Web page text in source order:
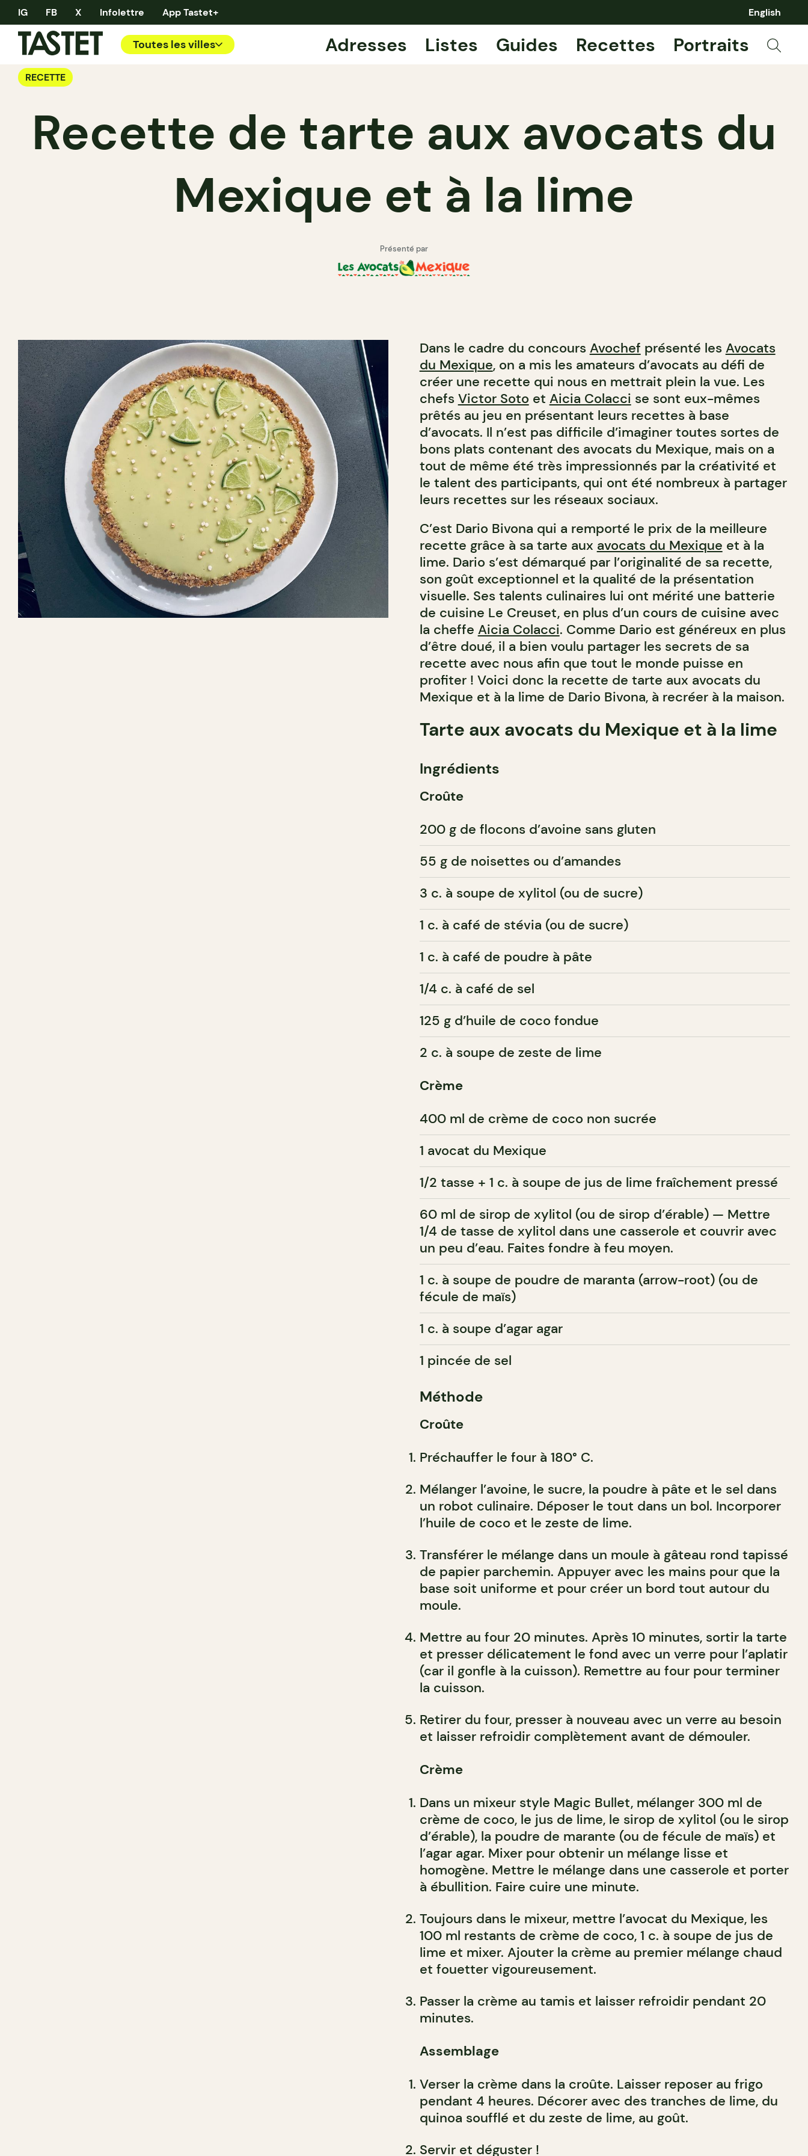
IG FB X Infolettre App Tastet+ English
Toutes les villes Adresses Listes Guides Recettes Portraits
RECETTE
Recette de tarte aux avocats du
Mexique et à la lime
Présenté par
Dans le cadre du concours Avochef présenté les Avocats
du Mexique, on a mis les amateurs d’avocats au défi de
créer une recette qui nous en mettrait plein la vue. Les
chefs Victor Soto et Aicia Colacci se sont eux-mêmes
prêtés au jeu en présentant leurs recettes à base
d’avocats. Il n’est pas difficile d’imaginer toutes sortes de
bons plats contenant des avocats du Mexique, mais on a
tout de même été très impressionnés par la créativité et
le talent des participants, qui ont été nombreux à partager
leurs recettes sur les réseaux sociaux.
C’est Dario Bivona qui a remporté le prix de la meilleure
recette grâce à sa tarte aux avocats du Mexique et à la
lime. Dario s’est démarqué par l’originalité de sa recette,
son goût exceptionnel et la qualité de la présentation
visuelle. Ses talents culinaires lui ont mérité une batterie
de cuisine Le Creuset, en plus d’un cours de cuisine avec
la cheffe Aicia Colacci. Comme Dario est généreux en plus
d’être doué, il a bien voulu partager les secrets de sa
recette avec nous afin que tout le monde puisse en
profiter ! Voici donc la recette de tarte aux avocats du
Mexique et à la lime de Dario Bivona, à recréer à la maison.
Tarte aux avocats du Mexique et à la lime
Ingrédients
Croûte
200 g de flocons d’avoine sans gluten
55 g de noisettes ou d’amandes
3 c. à soupe de xylitol (ou de sucre)
1 c. à café de stévia (ou de sucre)
1 c. à café de poudre à pâte
1/4 c. à café de sel
125 g d’huile de coco fondue
2 c. à soupe de zeste de lime
Crème
400 ml de crème de coco non sucrée
1 avocat du Mexique
1/2 tasse + 1 c. à soupe de jus de lime fraîchement pressé
60 ml de sirop de xylitol (ou de sirop d’érable) — Mettre
1/4 de tasse de xylitol dans une casserole et couvrir avec
un peu d’eau. Faites fondre à feu moyen.
1 c. à soupe de poudre de maranta (arrow-root) (ou de
fécule de maïs)
1 c. à soupe d’agar agar
1 pincée de sel
Méthode
Croûte
Préchauffer le four à 180° C.
Mélanger l’avoine, le sucre, la poudre à pâte et le sel dans
un robot culinaire. Déposer le tout dans un bol. Incorporer
l’huile de coco et le zeste de lime.
Transférer le mélange dans un moule à gâteau rond tapissé
de papier parchemin. Appuyer avec les mains pour que la
base soit uniforme et pour créer un bord tout autour du
moule.
Mettre au four 20 minutes. Après 10 minutes, sortir la tarte
et presser délicatement le fond avec un verre pour l’aplatir
(car il gonfle à la cuisson). Remettre au four pour terminer
la cuisson.
Retirer du four, presser à nouveau avec un verre au besoin
et laisser refroidir complètement avant de démouler.
Crème
Dans un mixeur style Magic Bullet, mélanger 300 ml de
crème de coco, le jus de lime, le sirop de xylitol (ou le sirop
d’érable), la poudre de marante (ou de fécule de maïs) et
l’agar agar. Mixer pour obtenir un mélange lisse et
homogène. Mettre le mélange dans une casserole et porter
à ébullition. Faire cuire une minute.
Toujours dans le mixeur, mettre l’avocat du Mexique, les
100 ml restants de crème de coco, 1 c. à soupe de jus de
lime et mixer. Ajouter la crème au premier mélange chaud
et fouetter vigoureusement.
Passer la crème au tamis et laisser refroidir pendant 20
minutes.
Assemblage
Verser la crème dans la croûte. Laisser reposer au frigo
pendant 4 heures. Décorer avec des tranches de lime, du
quinoa soufflé et du zeste de lime, au goût.
Servir et déguster !